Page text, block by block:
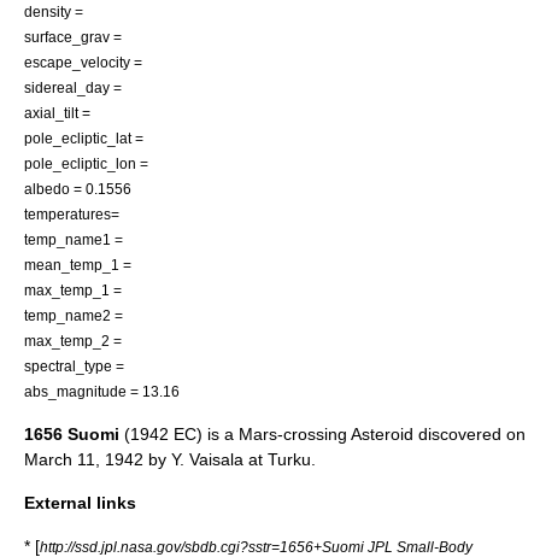
density =
surface_grav =
escape_velocity =
sidereal_day =
axial_tilt =
pole_ecliptic_lat =
pole_ecliptic_lon =
albedo = 0.1556
temperatures=
temp_name1 =
mean_temp_1 =
max_temp_1 =
temp_name2 =
max_temp_2 =
spectral_type =
abs_magnitude = 13.16
1656 Suomi (1942 EC) is a Mars-crossing Asteroid discovered on
March 11
1942 by Y. Vaisala at Turku
External links
* [http://ssd.jpl.nasa.gov/sbdb.cgi?sstr=1656+Suomi JPL Small-Body